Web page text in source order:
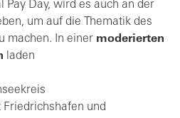
Pay Day, wird es auch an der
um auf die Thematik des
machen. In einer moderierten
laden
und